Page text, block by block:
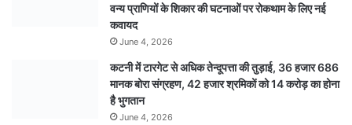
वन्य प्राणियों के शिकार की घटनाओं पर रोकथाम के लिए नई
कवायद
June 4, 2026
कटनी में टारगेट से अधिक तेन्दूपत्ता की तुड़ाई, 36 हजार 686
मानक बोरा संग्रहण, 42 हजार श्रमिकों को 14 करोड़ का होना
है भुगतान
June 4, 2026